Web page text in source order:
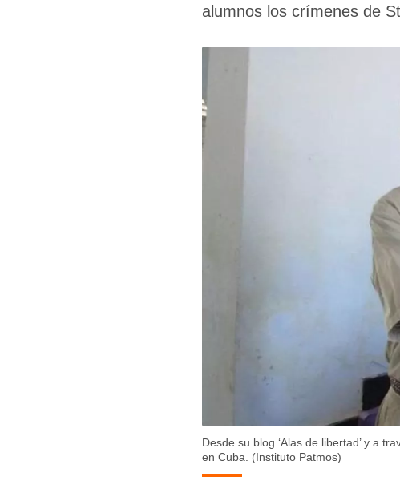
alumnos los crímenes de
Desde su blog ‘Alas de libertad’ y a
en Cuba. (Instituto Patmos)